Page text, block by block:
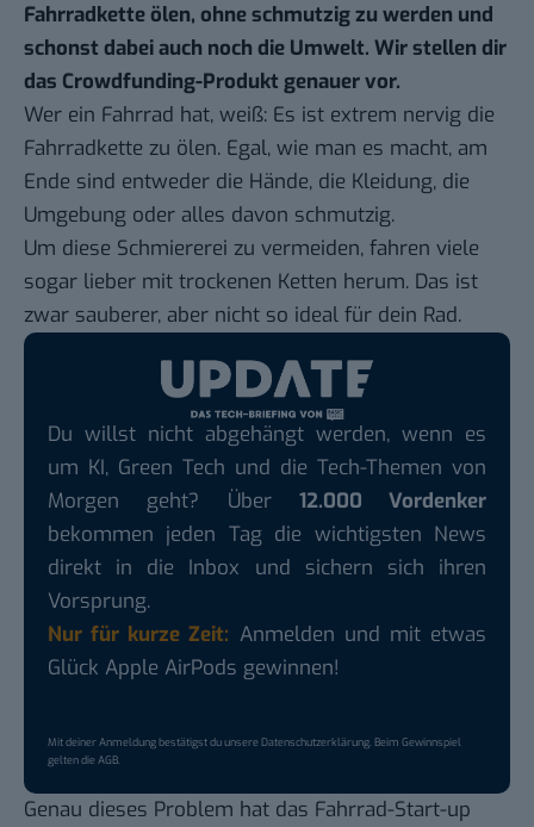
Fahrradkette ölen, ohne schmutzig zu werden und
schonst dabei auch noch die Umwelt. Wir stellen dir
das Crowdfunding-Produkt genauer vor.
Wer ein Fahrrad hat, weiß: Es ist extrem nervig die
Fahrradkette zu ölen. Egal, wie man es macht, am
Ende sind entweder die Hände, die Kleidung, die
Umgebung oder alles davon schmutzig.
Um diese Schmiererei zu vermeiden, fahren viele
sogar lieber mit trockenen Ketten herum. Das ist
zwar sauberer, aber nicht so ideal für dein Rad.
Du willst nicht abgehängt werden, wenn es
um KI, Green Tech und die Tech-Themen von
Morgen geht? Über 12.000 Vordenker
bekommen jeden Tag die wichtigsten News
direkt in die Inbox und sichern sich ihren
Vorsprung.
Nur für kurze Zeit: Anmelden und mit etwas
Glück Apple AirPods gewinnen!
Mit deiner Anmeldung bestätigst du unsereDatenschutzerklärung. Beim Gewinnspiel
gelten dieAGB.
Genau dieses Problem hat das Fahrrad-Start-up